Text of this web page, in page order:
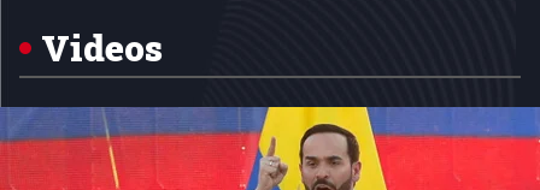
Videos